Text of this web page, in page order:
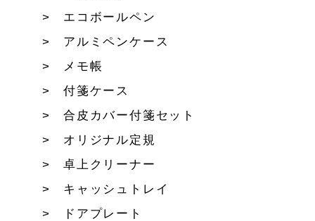
エコボールペン
アルミペンケース
メモ帳
付箋ケース
合皮カバー付箋セット
オリジナル定規
卓上クリーナー
キャッシュトレイ
ドアプレート